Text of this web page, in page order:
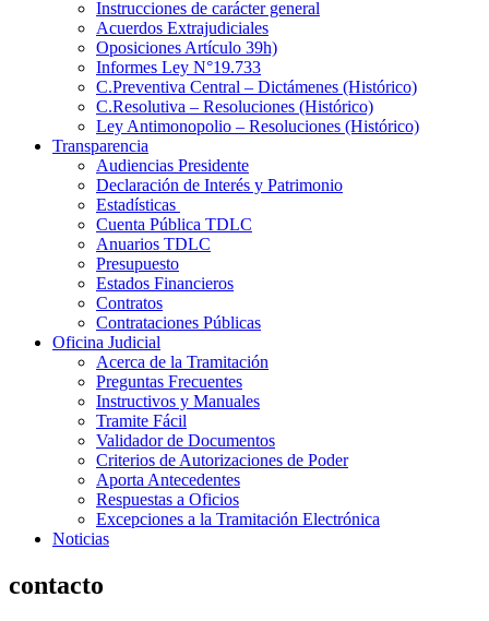
Instrucciones de carácter general
Acuerdos Extrajudiciales
Oposiciones Artículo 39h)
Informes Ley N°19.733
C.Preventiva Central – Dictámenes (Histórico)
C.Resolutiva – Resoluciones (Histórico)
Ley Antimonopolio – Resoluciones (Histórico)
Transparencia
Audiencias Presidente
Declaración de Interés y Patrimonio
Estadísticas
Cuenta Pública TDLC
Anuarios TDLC
Presupuesto
Estados Financieros
Contratos
Contrataciones Públicas
Oficina Judicial
Acerca de la Tramitación
Preguntas Frecuentes
Instructivos y Manuales
Tramite Fácil
Validador de Documentos
Criterios de Autorizaciones de Poder
Aporta Antecedentes
Respuestas a Oficios
Excepciones a la Tramitación Electrónica
Noticias
contacto